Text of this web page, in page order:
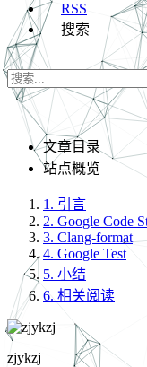
RSS
搜索
文章目录
站点概览
1. 引言
2. Google Code
3. Clang-format
4. Google Test
5. 小结
6. 相关阅读
zjykzj